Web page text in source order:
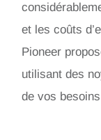
et les coûts
Pioneer
utilisant des
de vos